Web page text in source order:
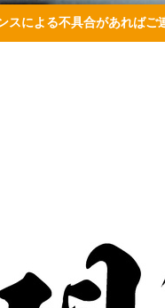
スによる不具合があればご